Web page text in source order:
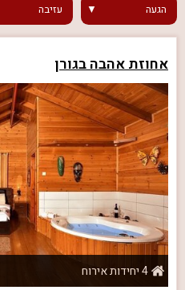
הגעה עזיבה
אחוזת אהבה בגורן
4 יחידות אירוח